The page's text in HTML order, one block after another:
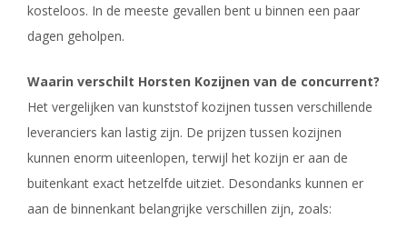
kosteloos. In de meeste gevallen bent u binnen een paar
dagen geholpen.
Waarin verschilt Horsten Kozijnen van de concurrent?
Het vergelijken van kunststof kozijnen tussen verschillende
leveranciers kan lastig zijn. De prijzen tussen kozijnen
kunnen enorm uiteenlopen, terwijl het kozijn er aan de
buitenkant exact hetzelfde uitziet. Desondanks kunnen er
aan de binnenkant belangrijke verschillen zijn, zoals: